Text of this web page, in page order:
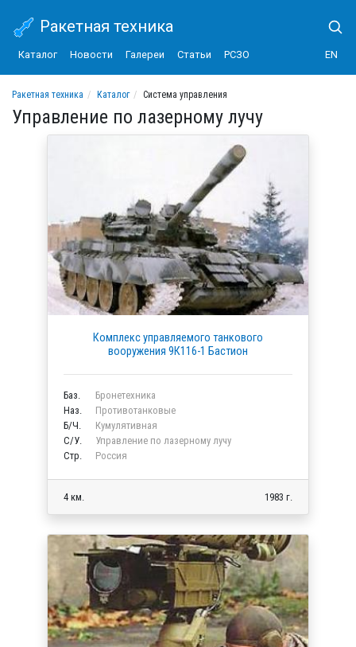
Ракетная техника
Каталог Новости Галереи Статьи РСЗО EN
Ракетная техника Каталог
Система управления
Управление по лазерному лучу
Комплекс управляемого танкового
вооружения 9К116-1 Бастион
Баз.
Бронетехника
Наз.
Противотанковые
Б/Ч.
Кумулятивная
C/У.
Управление по лазерному лучу
Стр.
Россия
4 км. 1983 г.